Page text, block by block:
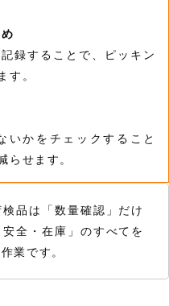
録することで、ピッキン
す。
いかをチェックすること
らせます。
品は「数量確認」だけ
全・在庫」のすべてを
業です。